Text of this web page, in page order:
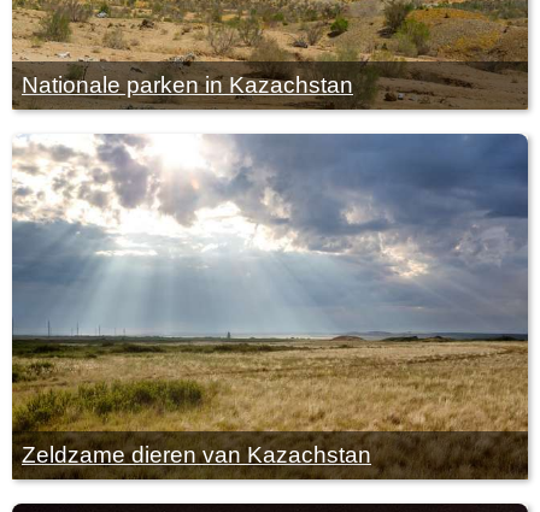
Nationale parken in Kazachstan
Zeldzame dieren van Kazachstan